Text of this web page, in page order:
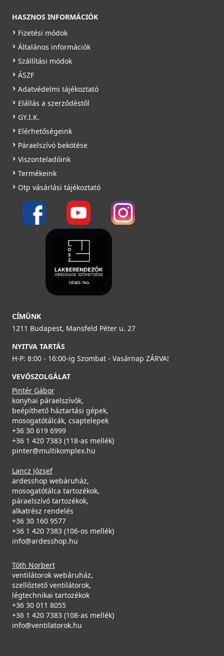
HASZNOS INFORMÁCIÓK
Fizetési módok
Általános információk
Szállítási módok
ÁSZF
Adatvédelmi tájékoztató
Elállás a szerződéstől
GY.I.K.
Elérhetőségeink
Páraelszívó bekötése
Viszonteladóink
Termékeink
Otp vásárlási tájékoztató
CÍMÜNK
1211 Budapest, Mansfeld Péter u. 27
NYITVA TARTÁS
H-P: 8:00 - 16:00-ig Szombat - Vasárnap ZÁRVA!
VEVŐSZOLGÁLAT
Pintér Gábor
konyhai páraelszívók,
beépíthető háztartási gépek,
mosogatótálcák, csaptelepek
+36 30 619 6999
+36 1 420 7383 (118-as mellék)
pinter@multikomplex.hu
Lancz József
ardesshop webáruház,
mosogatótálca tartozékok,
páraelszívó tartozékok,
alkatrész rendelés
+36 30 160 9577
+36 1 420 7383 (106-os mellék)
info@ardesshop.hu
Tóth Norbert
ventilátorok webáruház,
szellőztető ventilátorok,
légtechnikai tartozékok
+36 30 011 8055
+36 1 420 7383 (108-as mellék)
info@ventilatorok.hu